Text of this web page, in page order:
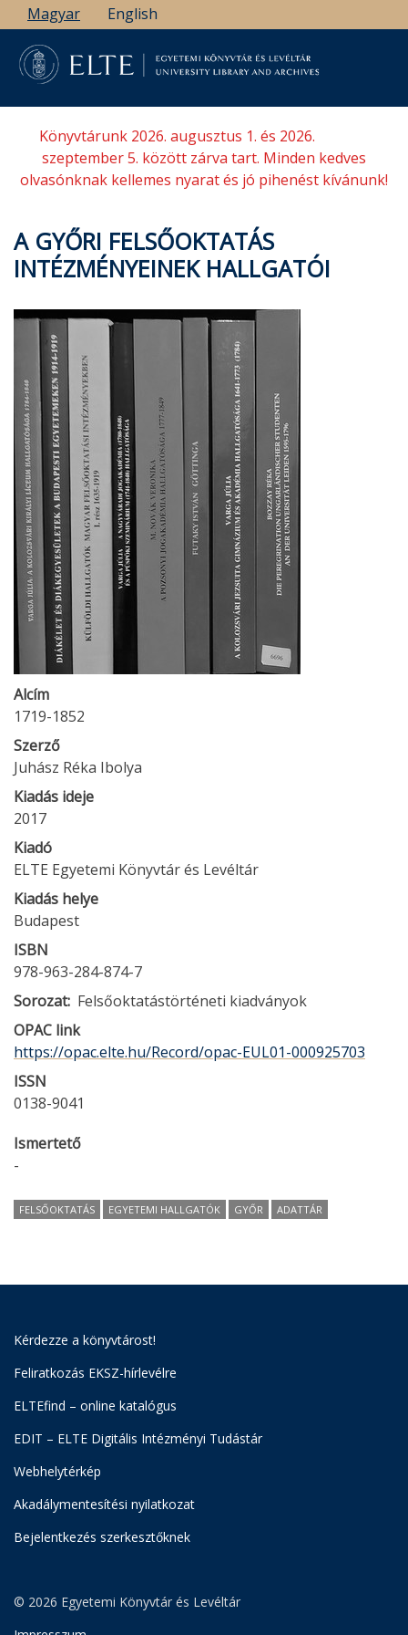
Ugrás
a
tartalomra
Magyar English
Könyvtárunk 2026. augusztus 1. és 2026.
szeptember 5. között zárva tart. Minden kedves
olvasónknak kellemes nyarat és jó pihenést kívánunk!
A GYŐRI FELSŐOKTATÁS
INTÉZMÉNYEINEK HALLGATÓI
Alcím
1719-1852
Szerző
Juhász Réka Ibolya
Kiadás ideje
2017
Kiadó
ELTE Egyetemi Könyvtár és Levéltár
Kiadás helye
Budapest
ISBN
978-963-284-874-7
Sorozat Felsőoktatástörténeti kiadványok
OPAC link
https://opac.elte.hu/Record/opac-EUL01-000925703
ISSN
0138-9041
Ismertető
-
FELSŐOKTATÁS EGYETEMI HALLGATÓK GYŐR ADATTÁR
Kérdezze a könyvtárost!
Feliratkozás EKSZ-hírlevélre
ELTEfind – online katalógus
EDIT – ELTE Digitális Intézményi Tudástár
Webhelytérkép
Akadálymentesítési nyilatkozat
Bejelentkezés szerkesztőknek
© 2026 Egyetemi Könyvtár és Levéltár